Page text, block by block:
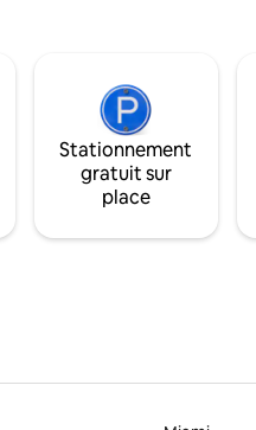
Stationnement
gratuit sur
place